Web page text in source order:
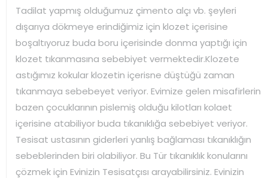
Tadilat yapmış olduğumuz çimento alçı vb. şeyleri
dışarıya dökmeye erindiğimiz için klozet içerisine
boşaltıyoruz buda boru içerisinde donma yaptığı için
klozet tıkanmasına sebebiyet vermektedir.Klozete
astığımız kokular klozetin içerisne düştüğü zaman
tıkanmaya sebebeyet veriyor. Evimize gelen misafirlerin
bazen çocuklarının pislemiş olduğu kilotları kolaet
içerisine atabiliyor buda tıkanıklığa sebebiyet veriyor.
Tesisat ustasının giderleri yanlış bağlaması tıkanıklığın
sebeblerinden biri olabiliyor. Bu Tür tıkanıklık konularını
çözmek için Evinizin Tesisatçısı arayabilirsiniz. Evinizin